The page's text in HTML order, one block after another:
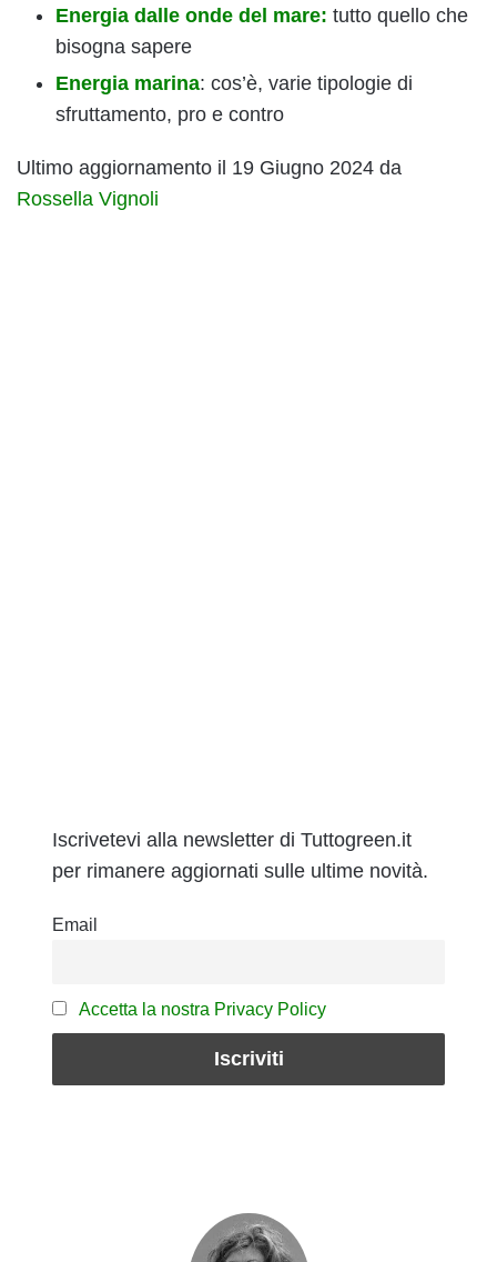
Energia dalle onde del mare: tutto quello che
bisogna sapere
Energia marina: cos’è, varie tipologie di
sfruttamento, pro e contro
Ultimo aggiornamento il 19 Giugno 2024 da
Rossella Vignoli
Iscrivetevi alla newsletter di Tuttogreen.it
per rimanere aggiornati sulle ultime novità.
Email
Accetta la nostra Privacy Policy